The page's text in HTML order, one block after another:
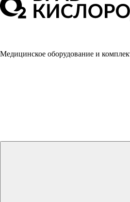
Медицинское оборудование и